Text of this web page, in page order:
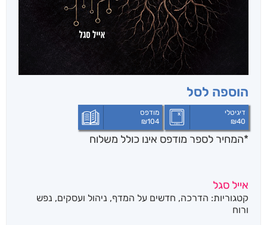
הוספה לסל
דיגיטלי
₪40
מודפס
₪104
*המחיר לספר מודפס אינו כולל משלוח
אייל סגל
קטגוריות: הדרכה, חדשים על המדף, ניהול ועסקים, נפש
ורוח